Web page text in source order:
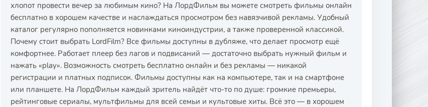
хлопот провести вечер за любимым кино? На ЛордФильм вы можете смотреть фильмы онлайн
бесплатно в хорошем качестве и наслаждаться просмотром без навязчивой рекламы. Удобный
каталог регулярно пополняется новинками киноиндустрии, а также проверенной классикой.
Почему стоит выбрать LordFilm? Все фильмы доступны в дубляже, что делает просмотр ещё
комфортнее. Работает плеер без лагов и подвисаний — достаточно выбрать нужный фильм и
нажать «play». Возможность смотреть бесплатно онлайн и без рекламы — никакой
регистрации и платных подписок. Фильмы доступны как на компьютере, так и на смартфоне
или планшете. На ЛордФильм каждый зритель найдёт что-то по душе: громкие премьеры,
рейтинговые сериалы, мультфильмы для всей семьи и культовые хиты. Всё это — в хорошем